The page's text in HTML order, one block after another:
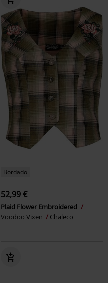
Bordado
52,99 €
Plaid Flower Embroidered
Voodoo Vixen
Chaleco